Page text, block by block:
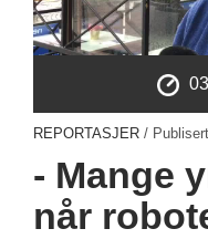
REPORTASJER / Publisert
- Mange
når